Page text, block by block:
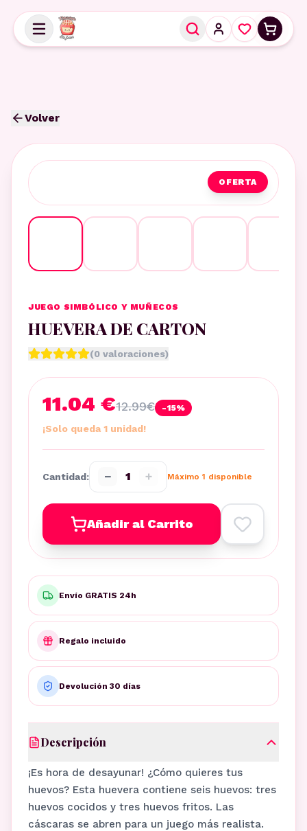
Volver
OFERTA
JUEGO SIMBÓLICO Y MUÑECOS
HUEVERA DE CARTON
(0 valoraciones)
11.04 €12.99€ -15%
¡Solo queda 1 unidad!
Cantidad: − 1 + Máximo 1 disponible
Añadir al Carrito
Envío GRATIS 24h
Regalo incluido
Devolución 30 días
Descripción
¡Es hora de desayunar! ¿Cómo quieres tus
huevos? Esta huevera contiene seis huevos: tres
huevos cocidos y tres huevos fritos. Las
cáscaras se abren para un juego más realista.